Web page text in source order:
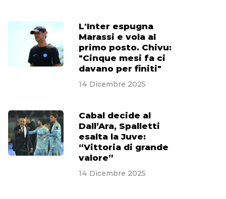
L'Inter espugna
Marassi e vola al
primo posto. Chivu:
"Cinque mesi fa ci
davano per finiti"
14 Dicembre 2025
Cabal decide al
Dall’Ara, Spalletti
esalta la Juve:
“Vittoria di grande
valore”
14 Dicembre 2025